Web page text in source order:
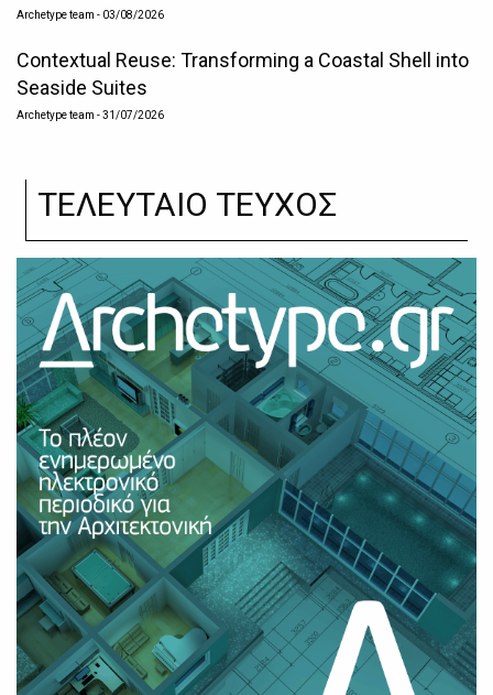
Archetype team - 03/08/2026
Contextual Reuse: Transforming a Coastal Shell into
Seaside Suites
Archetype team - 31/07/2026
ΤΕΛΕΥΤΑΙΟ ΤΕΥΧΟΣ